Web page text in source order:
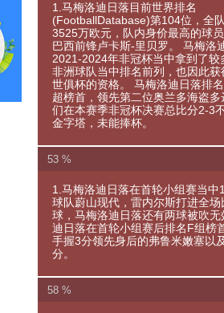
1.马梅洛迪日落目前世界排名
(FootballDatabase)第104位，全
3525万欧元，队内身价最高的球
巴西前锋卢卡斯-里贝罗。 马梅洛
2021-2024年非冠杯当中拿到了较
非洲球队当中排名前列，也因此获
世俱杯的资格。 马梅洛迪日落排
超榜首，领先第二位奥兰多海盗
们在本赛季非冠杯决赛总比分2-3
金字塔，未能捧杯。
53 %
1.马梅洛迪日落在首轮小组赛当中
球队蔚山现代，雷内尔斯打进全场
球，马梅洛迪日落还有两球被吹无
迪日落在首轮小组赛后排名F组榜
手握3分领先身后的弗鲁米嫩塞以
分。
58 %